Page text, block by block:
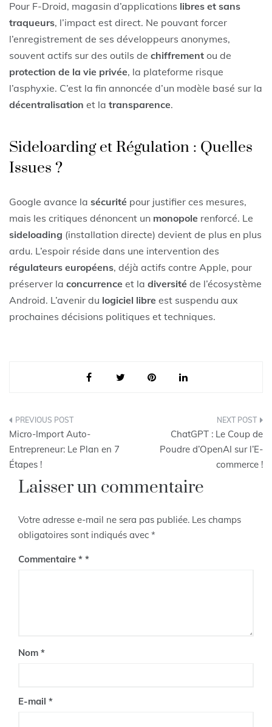
Pour F-Droid, magasin d’applications libres et sans
traqueurs, l’impact est direct. Ne pouvant forcer
l’enregistrement de ses développeurs anonymes,
souvent actifs sur des outils de chiffrement ou de
protection de la vie privée, la plateforme risque
l’asphyxie. C’est la fin annoncée d’un modèle basé sur la
décentralisation et la transparence.
Sideloarding et Régulation : Quelles
Issues ?
Google avance la sécurité pour justifier ces mesures,
mais les critiques dénoncent un monopole renforcé. Le
sideloading (installation directe) devient de plus en plus
ardu. L’espoir réside dans une intervention des
régulateurs européens, déjà actifs contre Apple, pour
préserver la concurrence et la diversité de l’écosystème
Android. L’avenir du logiciel libre est suspendu aux
prochaines décisions politiques et techniques.
Navigation
de
l’article
Micro-Import Auto-
Entrepreneur: Le Plan en 7
Étapes !
ChatGPT : Le Coup de
Poudre d’OpenAI sur l’E-
commerce !
Laisser un commentaire
Votre adresse e-mail ne sera pas publiée. Les champs
obligatoires sont indiqués avec *
Commentaire *
Nom *
E-mail *